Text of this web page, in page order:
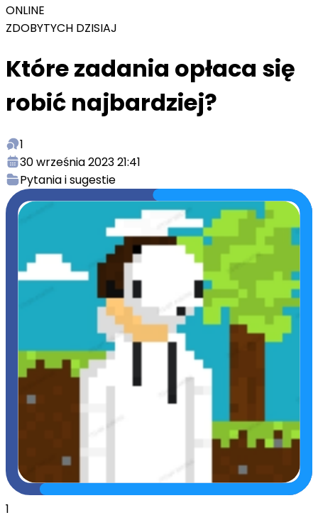
ONLINE
ZDOBYTYCH DZISIAJ
Które zadania opłaca się
robić najbardziej?
1
30 września 2023 21:41
Pytania i sugestie
1